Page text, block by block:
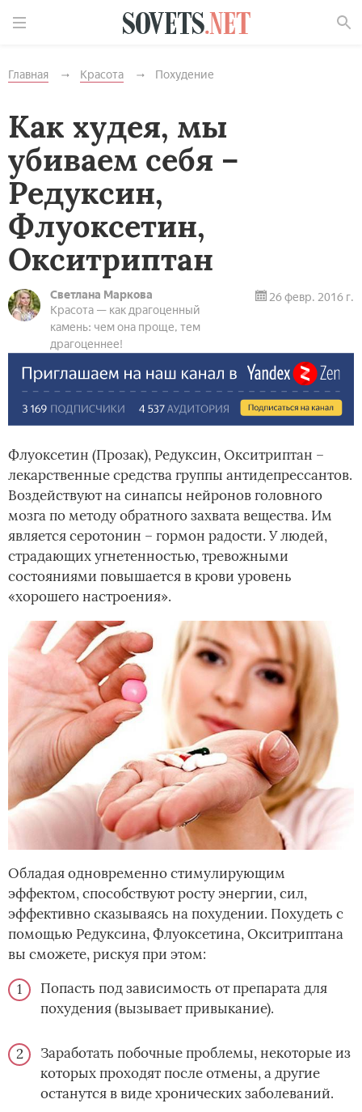
Главная Красота Похудение
Как худея, мы
убиваем себя –
Редуксин,
Флуоксетин,
Окситриптан
Светлана Маркова
Красота — как драгоценный
камень: чем она проще, тем
драгоценнее!
26 февр. 2016 г.
Флуоксетин (Прозак), Редуксин, Окситриптан –
лекарственные средства группы антидепрессантов.
Воздействуют на синапсы нейронов головного
мозга по методу обратного захвата вещества. Им
является серотонин – гормон радости. У людей,
страдающих угнетенностью, тревожными
состояниями повышается в крови уровень
«хорошего настроения».
Обладая одновременно стимулирующим
эффектом, способствуют росту энергии, сил,
эффективно сказываясь на похудении. Похудеть с
помощью Редуксина, Флуоксетина, Окситриптана
вы сможете, рискуя при этом:
Попасть под зависимость от препарата для
похудения (вызывает привыкание).
Заработать побочные проблемы, некоторые из
которых проходят после отмены, а другие
останутся в виде хронических заболеваний.